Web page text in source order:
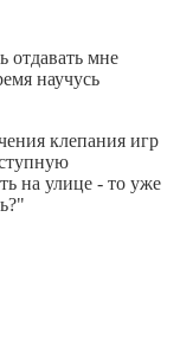
отдавать мне
научусь
клепания игр
на улице - то уже